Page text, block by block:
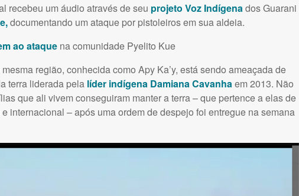
recebeu um áudio através de seu projeto Voz Indígenados Guarani
documentando um ataque por pistoleiros em sua aldeia.
ao ataquena comunidade Pyelito Kue
região, conhecida como Apy Ka’y, está sendo ameaçada de
terra liderada pela líder indígena Damiana Cavanhaem 2013. Não
que ali vivem conseguiram manter a terra – que pertence a elas de
internacional – após uma ordem de despejo foi entregue na semana